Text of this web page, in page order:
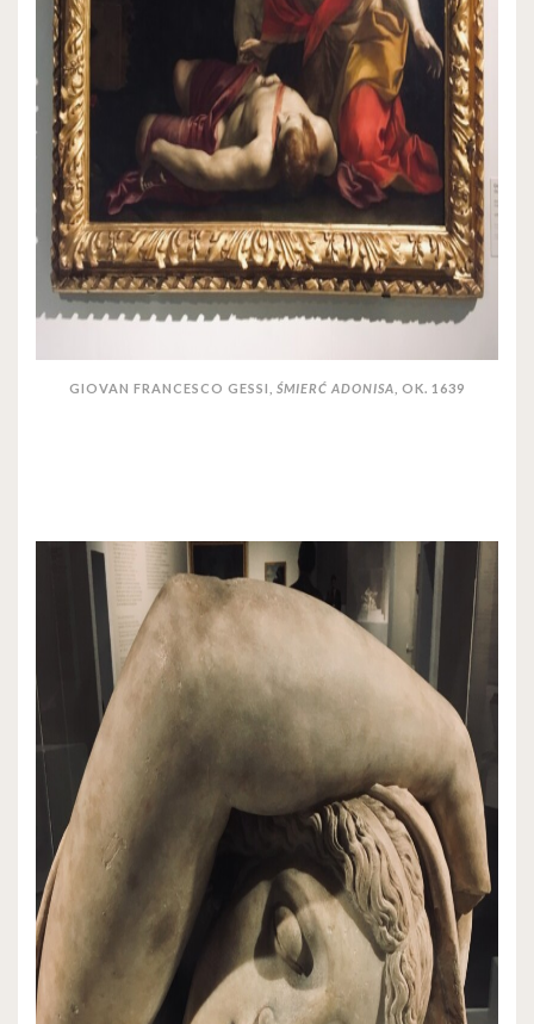
GIOVAN FRANCESCO GESSI, ŚMIERĆ ADONISA , OK. 1639